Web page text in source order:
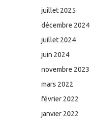
juillet 2025
décembre 2024
juillet 2024
juin 2024
novembre 2023
mars 2022
février 2022
janvier 2022